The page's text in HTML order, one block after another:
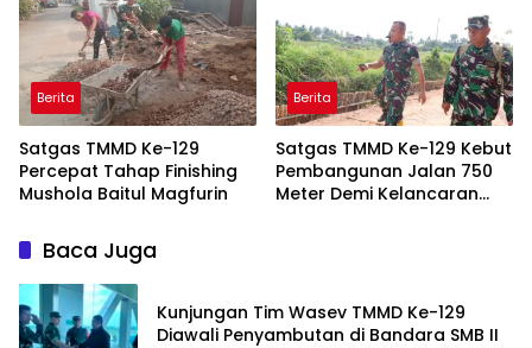
Berita
Satgas TMMD Ke-129
Percepat Tahap Finishing
Mushola Baitul Magfurin
Berita
Satgas TMMD Ke-129 Kebut
Pembangunan Jalan 750
Meter Demi Kelancaran
Baca Juga
Kunjungan Tim Wasev TMMD Ke-129
Diawali Penyambutan di Bandara SMB II